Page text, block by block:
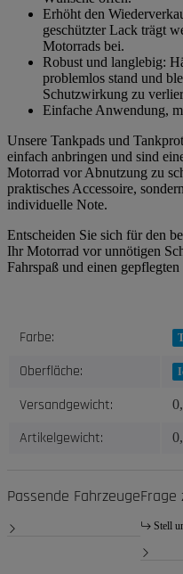
Erhöht den
geschützter Lack trägt
Motorrads bei.
Robust und langlebig:
problemlos stand und
Schutzwirkung zu
Einfache Anwendung,
Unsere Tankpads und
einfach anbringen und sind
Motorrad vor Abnutzung zu
praktisches Accessoire,
individuelle Note.
Entscheiden Sie sich für den
Ihr Motorrad vor unnötigen
Fahrspaß und einen
Produkteigenschaft
Wert
Farbe:
Oberfläche:
Versandgewicht:
Artikelgewicht:
Passende FahrzeugeFrage
Stell